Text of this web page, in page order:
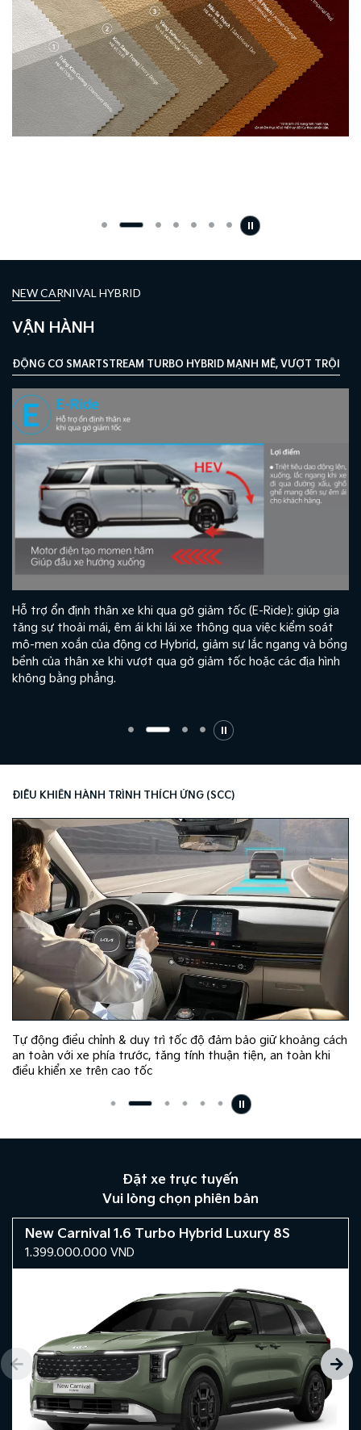
NEW CARNIVAL HYBRID
VẬN HÀNH
ĐỘNG CƠ SMARTSTREAM TURBO HYBRID MẠNH MẼ, VƯỢT TRỘI
Hỗ trợ ổn định thân xe khi qua gờ giảm tốc (E-Ride): giúp gia
tăng sự thoải mái, êm ái khi lái xe thông qua việc kiểm soát
mô-men xoắn của động cơ Hybrid, giảm sự lắc ngang và bồng
bềnh của thân xe khi vượt qua gờ giảm tốc hoặc các địa hình
không bằng phẳng.
ĐIỀU KHIỂN HÀNH TRÌNH THÍCH ỨNG (SCC​)
Tự động điều chỉnh & duy trì tốc độ đảm bảo giữ khoảng cách
an toàn với xe phía trước, tăng tính thuận tiện, an toàn khi
điều khiển xe trên cao tốc
Đặt xe trực tuyến
Vui lòng chọn phiên bản
New Carnival 1.6 Turbo Hybrid Luxury 8S
1.399.000.000 VND